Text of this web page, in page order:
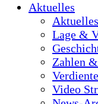
Aktuelles
Aktuelles
Lage &
Zahlen
Video